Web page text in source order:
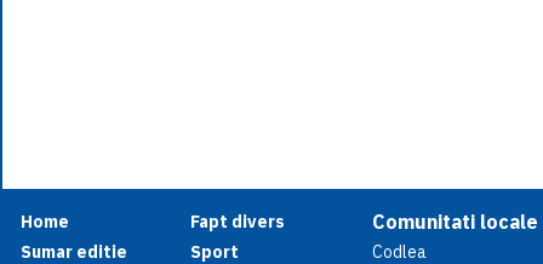
Home
Sumar editie
Fapt divers
Sport
Comunitati locale
Codlea